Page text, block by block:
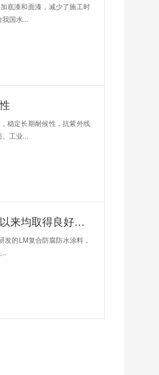
底漆和面漆，减少了施工时
我国水...
稳定长期耐候性，抗紫外线
、工业...
鲁蒙水性高分子树脂涂料自应用于污水处理厂领域以来均取得良好评价
的LM复合防腐防水涂料，